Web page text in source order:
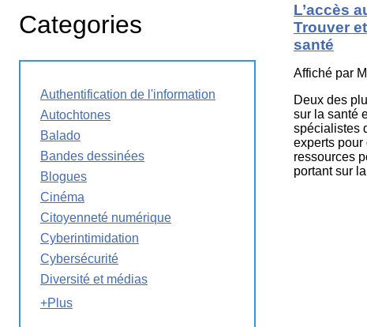
Enjeux
numériques
Jeux
La
Semaine
L’accès
Trouver
santé
Affiché par
Deux des
sur la santé
spécialistes
experts pour
ressources
portant sur
Categories
Authentification de l'information
Autochtones
Balado
Bandes dessinées
Blogues
Cinéma
Citoyenneté numérique
Cyberintimidation
Cybersécurité
Diversité et médias
+Plus